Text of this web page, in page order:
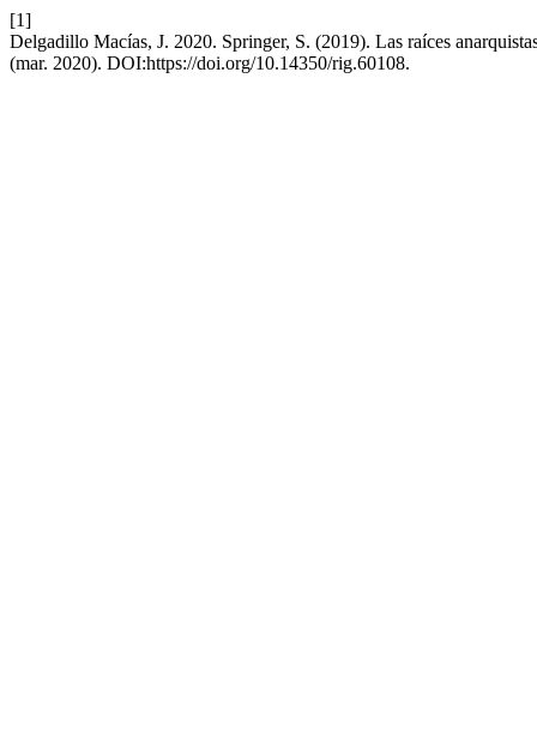
[1]
Delgadillo Macías, J. 2020. Springer, S. (2019). Las raíces
(mar. 2020). DOI:https://doi.org/10.14350/rig.60108.